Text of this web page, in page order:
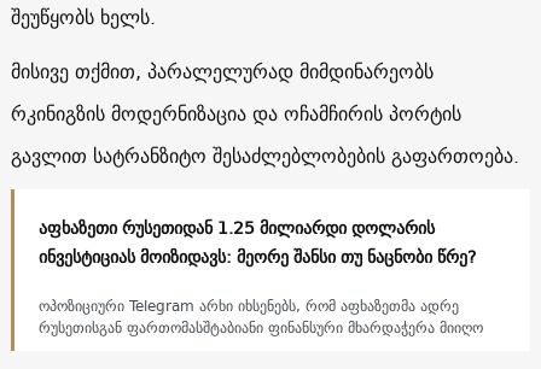
შეუწყობს ხელს.
მისივე თქმით, პარალელურად მიმდინარეობს
რკინიგზის მოდერნიზაცია და ოჩამჩირის პორტის
გავლით სატრანზიტო შესაძლებლობების გაფართოება.
აფხაზეთი რუსეთიდან 1.25 მილიარდი დოლარის
ინვესტიციას მოიზიდავს: მეორე შანსი თუ ნაცნობი წრე?
ოპოზიციური Telegram არხი იხსენებს, რომ აფხაზეთმა ადრე
რუსეთისგან ფართომასშტაბიანი ფინანსური მხარდაჭერა მიიღო